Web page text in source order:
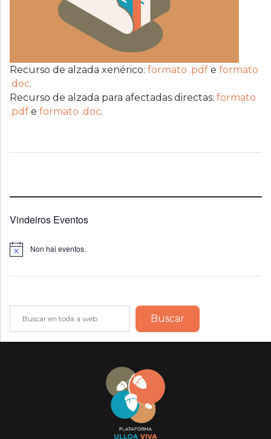
Recurso de alzada xenérico: formato .pdf e formato
.doc.
Recurso de alzada para afectadas directas: formato
.pdf e formato .doc.
Vindeiros Eventos
Notice Non hai eventos.
Buscar